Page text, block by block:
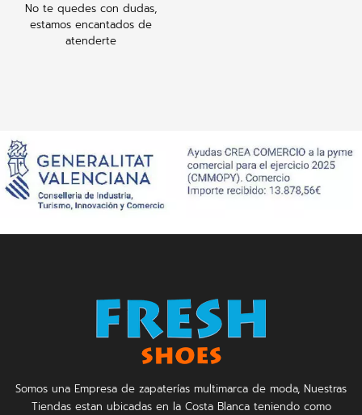
No te quedes con dudas,
estamos encantados de
atenderte
Somos una Empresa de zapaterías multimarca de moda, Nuestras
Tiendas estan ubicadas en la Costa Blanca teniendo como